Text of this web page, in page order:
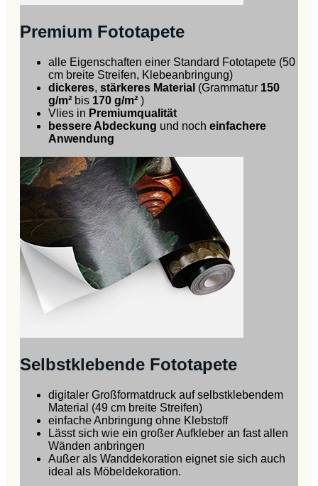
Premium Fototapete
alle Eigenschaften einer Standard Fototapete (50
cm breite Streifen, Klebeanbringung)
dickeres, stärkeres Material (Grammatur 150
g/m² bis 170 g/m² )
Vlies in Premiumqualität
bessere Abdeckung und noch einfachere
Anwendung
Selbstklebende Fototapete
digitaler Großformatdruck auf selbstklebendem
Material (49 cm breite Streifen)
einfache Anbringung ohne Klebstoff
Lässt sich wie ein großer Aufkleber an fast allen
Wänden anbringen
Außer als Wanddekoration eignet sie sich auch
ideal als Möbeldekoration.